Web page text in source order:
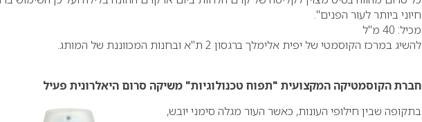
חיוני ביותר לעור הפנים".
מכיל: 40 מ"ל
להשיג במרכז הקוסמטי של יפית אלימלך ברגסון 2 ת"א ובחנות המכווננת של המותג.
חברת הקוסמטיקה המקצועית "תפוח טכנולוגיות" משיקה סרום היאלרונית פעיל
בתקופה שבין חילופי העונות, כאשר העור מגלה סימני יובש,